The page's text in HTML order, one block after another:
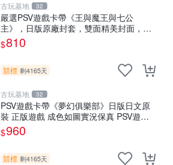
古玩基地 32
嚴選PSV遊戲卡帶《王與魔王與七公
主》，日版原廠封套，雙面精美封面，實
測暢玩無障礙。久藏家中，輕微使用痕
跡，實物圖可查，歡迎細心評估。古董級
$810
競標 剩4165天
古玩基地 32
PSV遊戲卡帶《夢幻俱樂部》日版日文原
裝 正版遊戲 成色如圖實況保真 PSV遊戲
日版 PS 測試無誤 美品保證
$960
競標 剩4165天